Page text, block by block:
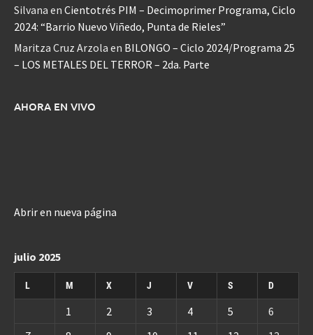
Silvana en Cientotrés PIM – Decimoprimer Programa, Ciclo
2024: “Barrio Nuevo Viñedo, Punta de Rieles”
Maritza Cruz Arzola en BILONGO – Ciclo 2024/Programa 25
– LOS METALES DEL TERROR – 2da. Parte
AHORA EN VIVO
Abrir en nueva página
julio 2025
L M X J V S D
1 2 3 4 5
6